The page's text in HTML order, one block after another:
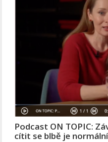
Podcast ON TOPIC:
cítit se blbě je normální